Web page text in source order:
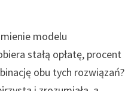
modelu
stałą opłatę, procent
obu tych rozwiązań?